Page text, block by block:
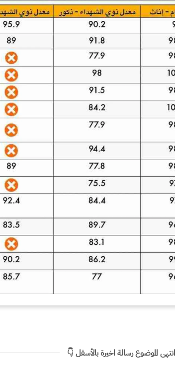
الموضوع رسالة اخيرة بالأسفل 👇